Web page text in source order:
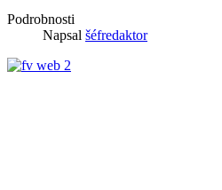
Podrobnosti
Napsal šéfredaktor